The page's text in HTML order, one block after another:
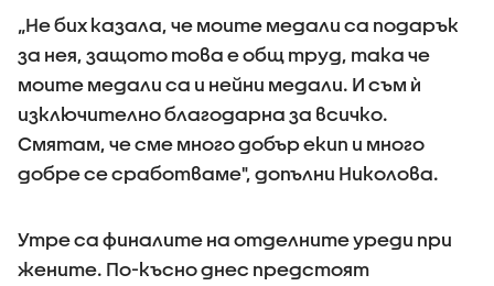
„Не бих казала, че моите медали са подарък
за нея, защото това е общ труд, така че
моите медали са и нейни медали. И съм ѝ
изключително благодарна за всичко.
Смятам, че сме много добър екип и много
добре се сработваме", допълни Николова.
Утре са финалите на отделните уреди при
жените. По-късно днес предстоят